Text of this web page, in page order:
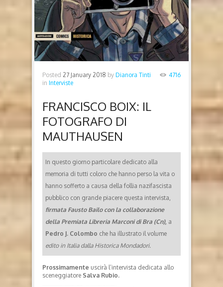
Posted 27 January 2018 by Dianora Tinti
in Interviste
4716
FRANCISCO BOIX: IL
FOTOGRAFO DI
MAUTHAUSEN
In questo giorno particolare dedicato alla
memoria di tutti coloro che hanno perso la vita o
hanno sofferto a causa della follia nazifascista
pubblico con grande piacere questa intervista,
firmata Fausto Bailo con la collaborazione
della Premiata Libreria Marconi di Bra (Cn), a
Pedro J. Colombo che ha illustrato il volume
edito in Italia dalla Historica Mondadori.
Prossimamente uscirà l’intervista dedicata allo
sceneggiatore Salva Rubio.